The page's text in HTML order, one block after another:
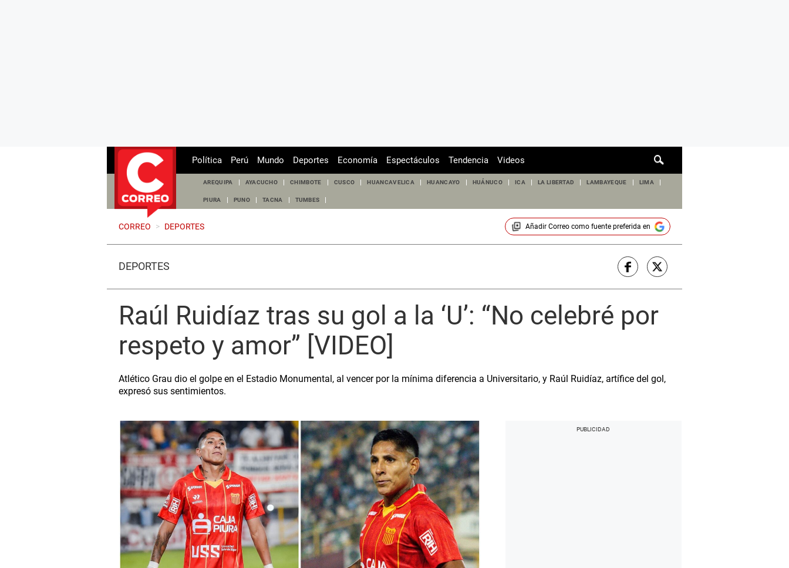
de
Política Perú Mundo Deportes Economía Espectáculos Tendencia Videos
AREQUIPA AYACUCHO CHIMBOTE CUSCO HUANCAVELICA HUANCAYO HUÁNUCO ICA LA LIBERTAD LAMBAYEQUE LIMA
PIURA PUNO TACNA TUMBES
CORREO > DEPORTES Añadir Correocomo fuente preferida en
DEPORTES
Raúl Ruidíaz tras su gol a la ‘U’: “No celebré por
respeto y amor” [VIDEO]
Atlético Grau dio el golpe en el Estadio Monumental, al vencer por la mínima diferencia a Universitario, y Raúl Ruidíaz, artífice del gol,
expresó sus sentimientos.